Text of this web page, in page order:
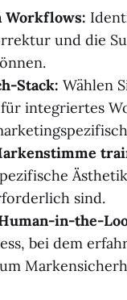
Workflows:
und die
Stack: Wählen
integriertes
sind.
in-the-
bei dem